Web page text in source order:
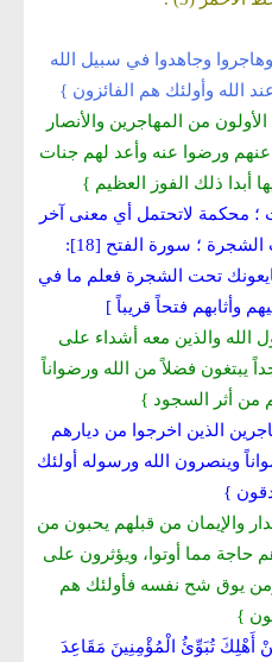
وهاجروا وجاهدوا في سبيل الله
الله وأولئك هم الفائزون }
من المهاجرين والأنصار
ورضوا عنه وأعد لهم جنات
أبدا ذلك الفوز العظيم }
؛ محكمة لاتحتمل أي معنى آخر
؛ سورة الفتح [18]:
تحت الشجرة فعلم ما في
وأثابهم فتحاً قريباً ]
الله والذين معه أشداء على
يبتغون فضلاً من الله ورضواناً
أثر السجود }
الذين اخرجوا من ديارهم
وينصرون الله ورسوله أولئك
}
الدار والإيمان من قبلهم يحبون من
حاجة مما أوتوا، ويؤثرون على
يوق شح نفسه فأولئك هم
}
غَدَوْتَ مِنْ أَهْلِكَ تُبَوِّئُ الْمُؤْمِنِينَ مَقَاعِدَ